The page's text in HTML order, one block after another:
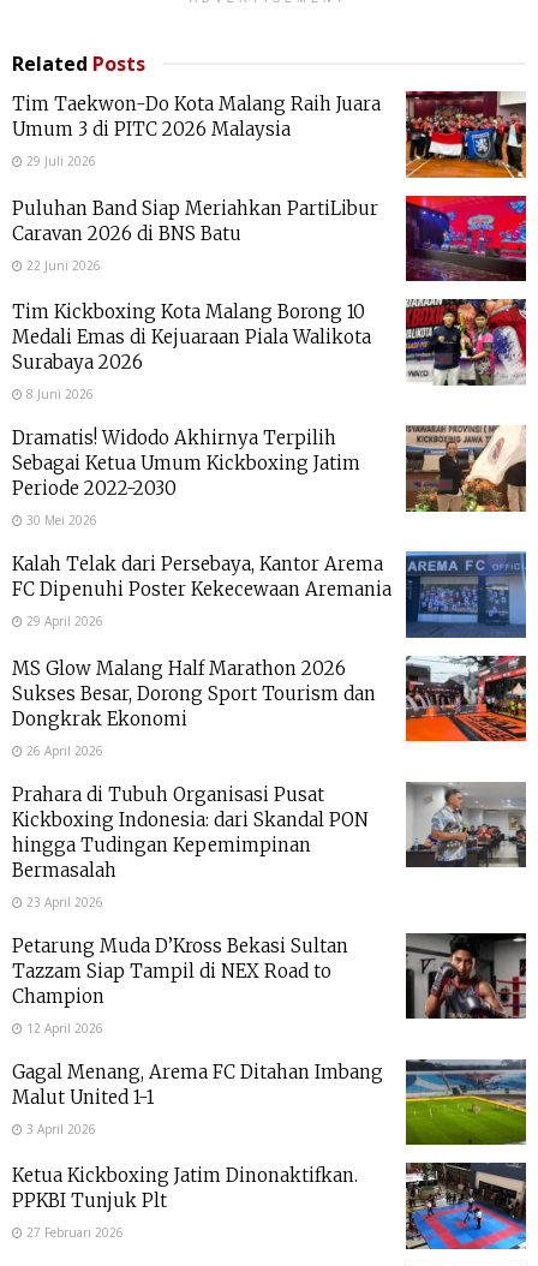
Related Posts
Tim Taekwon-Do Kota Malang Raih Juara
Umum 3 di PITC 2026 Malaysia
29 Juli 2026
Puluhan Band Siap Meriahkan PartiLibur
Caravan 2026 di BNS Batu
22 Juni 2026
Tim Kickboxing Kota Malang Borong 10
Medali Emas di Kejuaraan Piala Walikota
Surabaya 2026
8 Juni 2026
Dramatis! Widodo Akhirnya Terpilih
Sebagai Ketua Umum Kickboxing Jatim
Periode 2022-2030
30 Mei 2026
Kalah Telak dari Persebaya, Kantor Arema
FC Dipenuhi Poster Kekecewaan Aremania
29 April 2026
MS Glow Malang Half Marathon 2026
Sukses Besar, Dorong Sport Tourism dan
Dongkrak Ekonomi
26 April 2026
Prahara di Tubuh Organisasi Pusat
Kickboxing Indonesia: dari Skandal PON
hingga Tudingan Kepemimpinan
Bermasalah
23 April 2026
Petarung Muda D’Kross Bekasi Sultan
Tazzam Siap Tampil di NEX Road to
Champion
12 April 2026
Gagal Menang, Arema FC Ditahan Imbang
Malut United 1-1
3 April 2026
Ketua Kickboxing Jatim Dinonaktifkan.
PPKBI Tunjuk Plt
27 Februari 2026